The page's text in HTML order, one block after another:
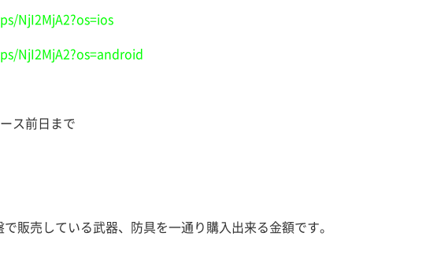
NjI2MjA2?os=ios
NjI2MjA2?os=android
ス前日まで
販売している武器、防具を一通り購入出来る金額です。